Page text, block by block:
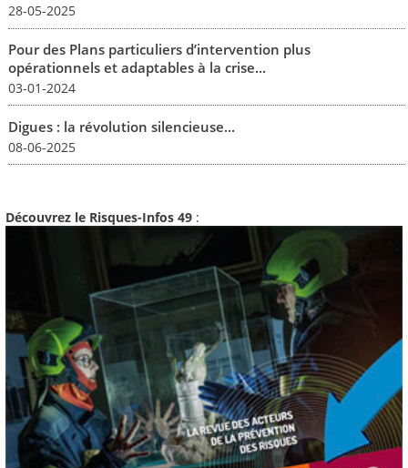
28-05-2025
Pour des Plans particuliers d’intervention plus
opérationnels et adaptables à la crise...
03-01-2024
Digues : la révolution silencieuse...
08-06-2025
Découvrez le Risques-Infos 49 :